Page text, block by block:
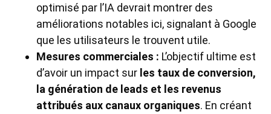
optimisé par l’IA devrait montrer des
améliorations notables ici, signalant à Google
que les utilisateurs le trouvent utile.
Mesures commerciales : L’objectif ultime est
d’avoir un impact sur les taux de conversion,
la génération de leads et les revenus
attribués aux canaux organiques. En créant